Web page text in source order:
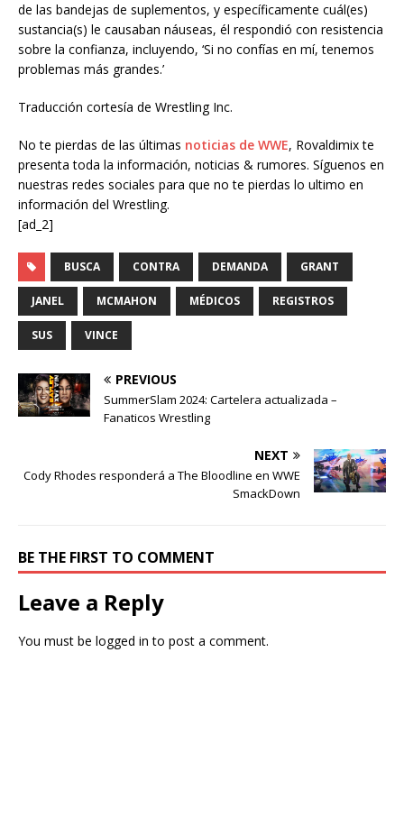
de las bandejas de suplementos, y específicamente cuál(es)
sustancia(s) le causaban náuseas, él respondió con resistencia
sobre la confianza, incluyendo, ‘Si no confías en mí, tenemos
problemas más grandes.’
Traducción cortesía de Wrestling Inc.
No te pierdas de las últimas noticias de WWE, Rovaldimix te
presenta toda la información, noticias & rumores. Síguenos en
nuestras redes sociales para que no te pierdas lo ultimo en
información del Wrestling.
[ad_2]
BUSCA CONTRA DEMANDA GRANT
JANEL MCMAHON MÉDICOS REGISTROS
SUS VINCE
PREVIOUS
SummerSlam 2024: Cartelera actualizada –
Fanaticos Wrestling
NEXT
Cody Rhodes responderá a The Bloodline en WWE
SmackDown
BE THE FIRST TO COMMENT
Leave a Reply
You must be logged in to post a comment.